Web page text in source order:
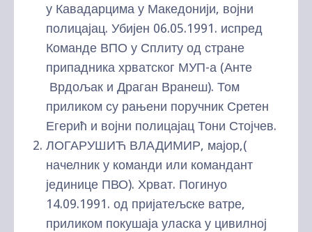
у Кавадарцима у Македонији, војни
полицајац. Убијен 06.05.1991. испред
Команде ВПО у Сплиту од стране
припадника хрватског МУП-а (Анте
Врдољак и Драган Вранеш). Том
приликом су рањени поручник Сретен
Егерић и војни полицајац Тони Стојчев.
ЛОГАРУШИЋ ВЛАДИМИР, мајор,(
начелник у команди или командант
јединице ПВО). Хрват. Погинуо
14.09.1991. од пријатељске ватре,
приликом покушаја уласка у цивилној